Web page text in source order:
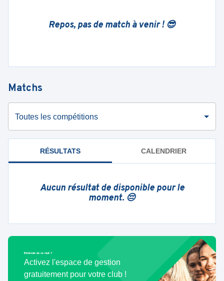
Repos, pas de match à venir ! 😎
Matchs
Toutes les compétitions
RÉSULTATS CALENDRIER
Aucun résultat de disponible pour le
moment. 😔
Bénévole de ce club ?
Activez l'espace de gestion
gratuitement pour votre club !